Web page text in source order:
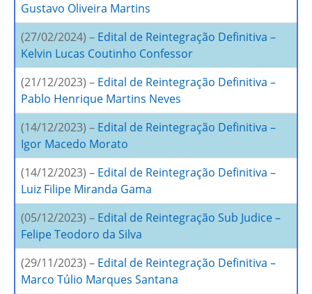
Gustavo Oliveira Martins
(27/02/2024) – Edital de Reintegração Definitiva –
Kelvin Lucas Coutinho Confessor
(21/12/2023) – Edital de Reintegração Definitiva –
Pablo Henrique Martins Neves
(14/12/2023) – Edital de Reintegração Definitiva –
Igor Macedo Morato
(14/12/2023) – Edital de Reintegração Definitiva –
Luiz Filipe Miranda Gama
(05/12/2023) – Edital de Reintegração Sub Judice –
Felipe Teodoro da Silva
(29/11/2023) – Edital de Reintegração Definitiva –
Marco Túlio Marques Santana